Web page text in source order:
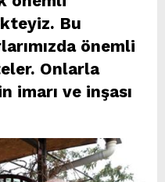
Bu
önemli
Onlarla
imarı ve inşası